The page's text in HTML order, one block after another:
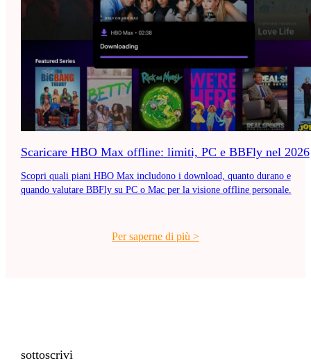
Scaricare HBO Max offline: limiti, PC e BBFly nel 2026
Scopri quali piani HBO Max includono i download, quanto durano e
quando valutare BBFly su PC o Mac per la visione offline personale.
Per saperne di più >
sottoscrivi